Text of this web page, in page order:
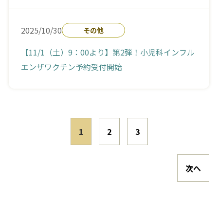
2025/10/30 その他
【11/1（土）9：00より】第2弾！小児科インフル
エンザワクチン予約受付開始
1 2 3
次へ